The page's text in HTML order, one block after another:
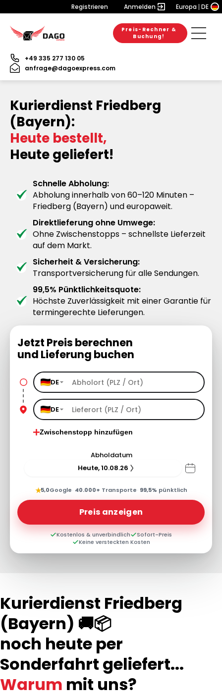
Registrieren Anmelden Europa DE
Preis-Rechner &
Buchung!
+49 335 277 130 05
anfrage@dagoexpress.com
Kurierdienst Friedberg
(Bayern):
Heute bestellt,
Heute geliefert!
Schnelle Abholung:
Abholung innerhalb von 60–120 Minuten –
Friedberg (Bayern) und europaweit.
Direktlieferung ohne Umwege:
Ohne Zwischenstopps – schnellste Lieferzeit
auf dem Markt.
Sicherheit & Versicherung:
Transportversicherung für alle Sendungen.
99,5% Pünktlichkeitsquote:
Höchste Zuverlässigkeit mit einer Garantie für
termingerechte Lieferungen.
Jetzt Preis berechnen
und Lieferung buchen
DE
DE
Zwischenstopp hinzufügen
Abholdatum
Heute, 10.08.26
★5,0Google· 40.000+ Transporte· 99,5% pünktlich
Preis anzeigen
Kostenlos & unverbindlich
Sofort-Preis
Keine versteckten Kosten
Kurierdienst Friedberg
(Bayern) 🚚📦
noch heute per
Sonderfahrt geliefert...
Warum mit uns?